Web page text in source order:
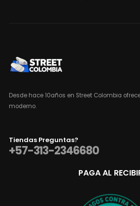
Desde hace 10años en Street Colombia
moderno.
Tiendas Preguntas?
+57-313-2346680
PAGA AL